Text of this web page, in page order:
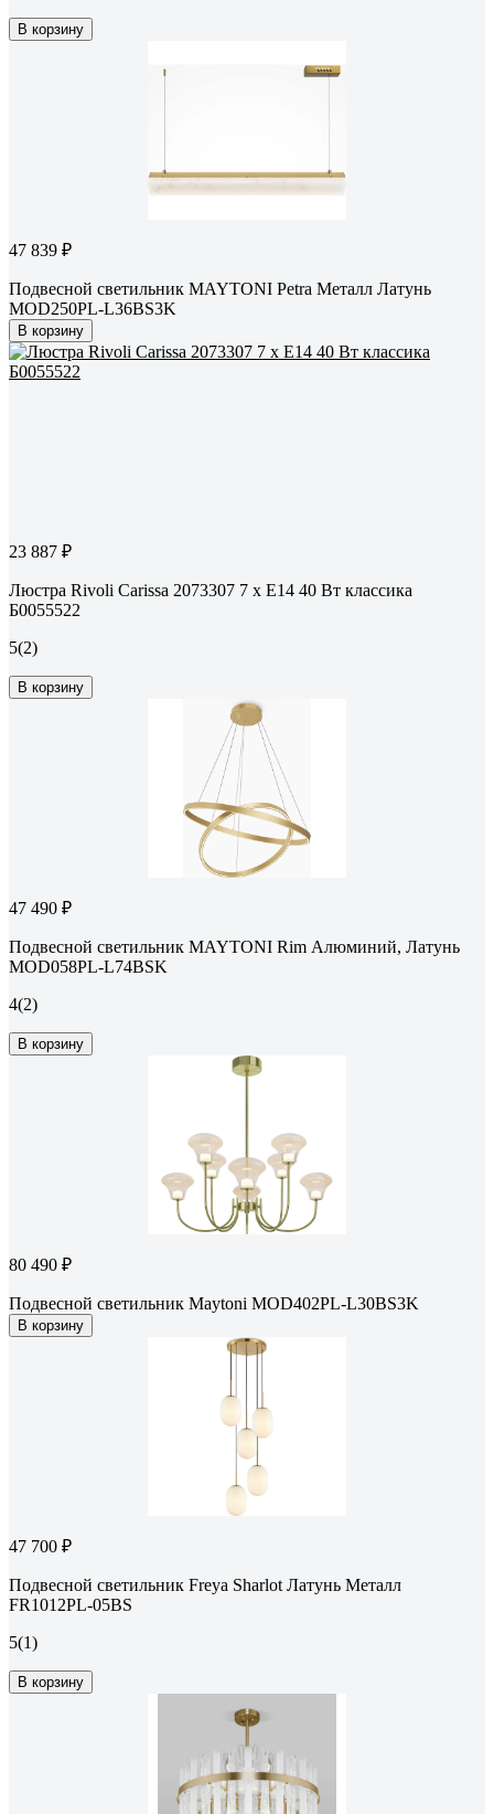
В корзину
47 839 ₽
Подвесной светильник MAYTONI Petra Металл Латунь
MOD250PL-L36BS3K
В корзину
23 887 ₽
Люстра Rivoli Carissa 2073307 7 х Е14 40 Вт классика
Б0055522
5(2)
В корзину
47 490 ₽
Подвесной светильник MAYTONI Rim Алюминий, Латунь
MOD058PL-L74BSK
4(2)
В корзину
80 490 ₽
Подвесной светильник Maytoni MOD402PL-L30BS3K
В корзину
47 700 ₽
Подвесной светильник Freya Sharlot Латунь Металл
FR1012PL-05BS
5(1)
В корзину